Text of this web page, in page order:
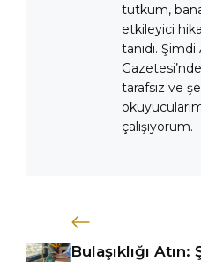
tutkum,
etkileyici
tanıdı.
tarafsız ve
çalışıyorum.
Bulaşıklığı Atın: